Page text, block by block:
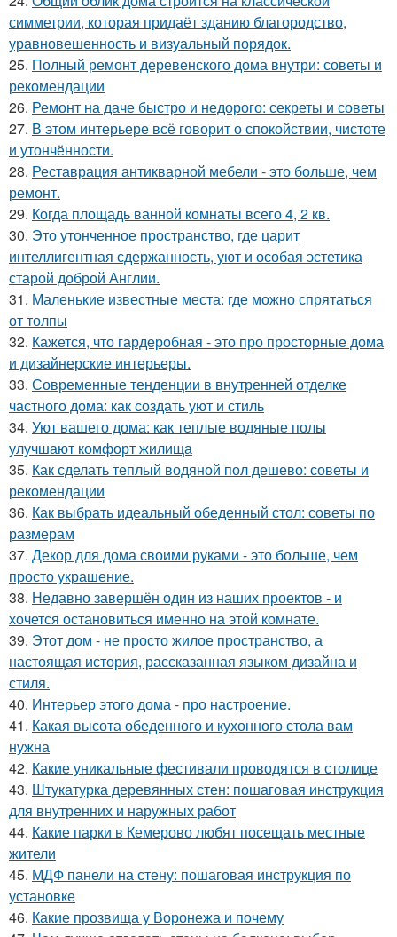
симметрии, которая придаёт зданию благородство,
уравновешенность и визуальный порядок.
25. Полный ремонт деревенского дома внутри: советы и
рекомендации
26. Ремонт на даче быстро и недорого: секреты и советы
27. В этом интерьере всё говорит о спокойствии, чистоте
и утончённости.
28. Реставрация антикварной мебели - это больше, чем
ремонт.
29. Когда площадь ванной комнаты всего 4, 2 кв.
30. Это утонченное пространство, где царит
интеллигентная сдержанность, уют и особая эстетика
старой доброй Англии.
31. Маленькие известные места: где можно спрятаться
от толпы
32. Кажется, что гардеробная - это про просторные дома
и дизайнерские интерьеры.
33. Современные тенденции в внутренней отделке
частного дома: как создать уют и стиль
34. Уют вашего дома: как теплые водяные полы
улучшают комфорт жилища
35. Как сделать теплый водяной пол дешево: советы и
рекомендации
36. Как выбрать идеальный обеденный стол: советы по
размерам
37. Декор для дома своими руками - это больше, чем
просто украшение.
38. Недавно завершён один из наших проектов - и
хочется остановиться именно на этой комнате.
39. Этот дом - не просто жилое пространство, а
настоящая история, рассказанная языком дизайна и
стиля.
40. Интерьер этого дома - про настроение.
41. Какая высота обеденного и кухонного стола вам
нужна
42. Какие уникальные фестивали проводятся в столице
43. Штукатурка деревянных стен: пошаговая инструкция
для внутренних и наружных работ
44. Какие парки в Кемерово любят посещать местные
жители
45. МДФ панели на стену: пошаговая инструкция по
установке
46. Какие прозвища у Воронежа и почему